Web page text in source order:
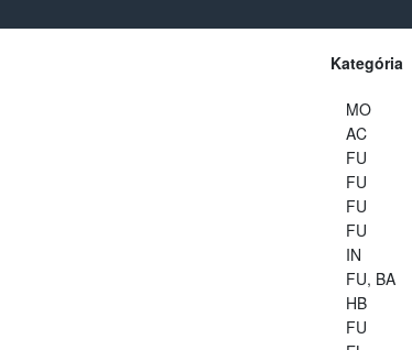
Kategória
MO
AC
FU
FU
FU
FU
IN
FU, BA
HB
FU